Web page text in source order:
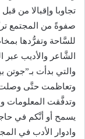
تجاوبا وإقبالا من
صفوةً من المجتمع
للسَّاحة وتفرُّدها
الشَّاعر والأديب عبر
والتي بدأت
وتعاظمت حتَّى وصلت
وتدفَّقت المعلومات
يسمح أو أنَّكم في
وادوار الأدب في